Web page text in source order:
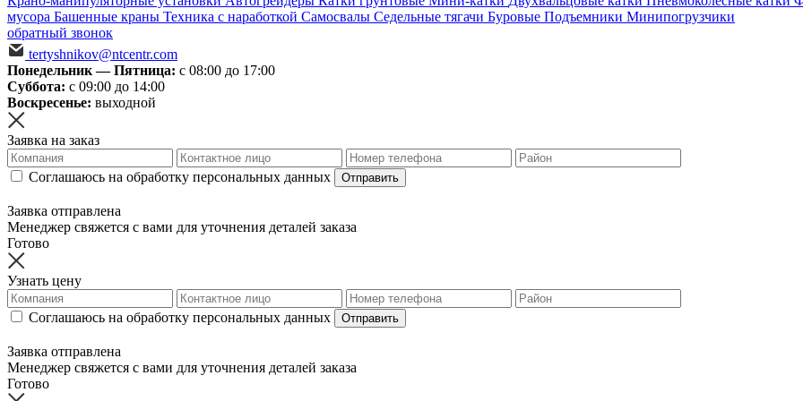
мусора Башенные краны Техника с наработкой Самосвалы Седельные тягачи Буровые Подъемники Минипогрузчики
обратный звонок
tertyshnikov@ntcentr.com
Понедельник — Пятница: с 08:00 до 17:00
Суббота: с 09:00 до 14:00
Воскресенье: выходной
Заявка на заказ
Соглашаюсь на обработку персональных данных Отправить
Заявка отправлена
Менеджер свяжется с вами для уточнения деталей заказа
Готово
Узнать цену
Соглашаюсь на обработку персональных данных Отправить
Заявка отправлена
Менеджер свяжется с вами для уточнения деталей заказа
Готово